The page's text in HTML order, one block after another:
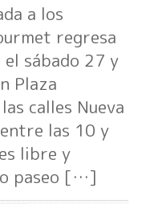
a los
regresa
sábado 27 y
Plaza
calles Nueva
las 10 y
libre y
paseo […]